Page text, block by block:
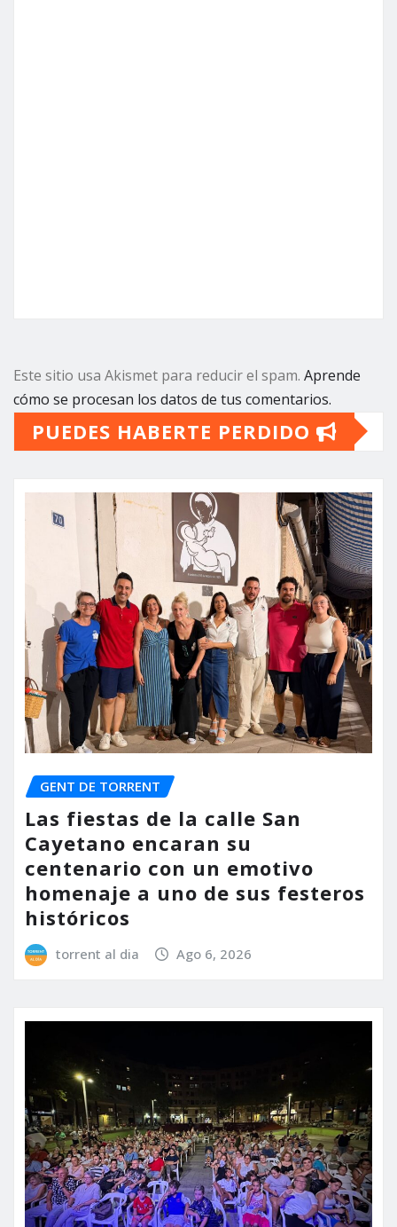
Este sitio usa Akismet para reducir el spam. Aprende
cómo se procesan los datos de tus comentarios.
PUEDES HABERTE PERDIDO
GENT DE TORRENT
Las fiestas de la calle San
Cayetano encaran su
centenario con un emotivo
homenaje a uno de sus festeros
históricos
torrent al dia Ago 6, 2026